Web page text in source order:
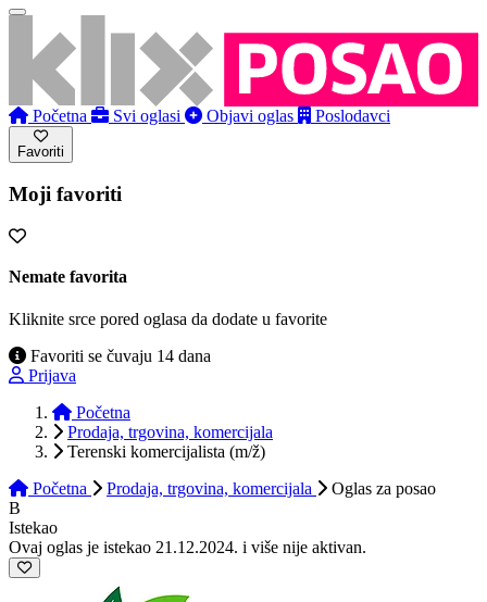
Početna Svi oglasi Objavi oglas Poslodavci
Favoriti
Moji favoriti
Nemate favorita
Kliknite srce pored oglasa da dodate u favorite
Favoriti se čuvaju 14 dana
Prijava
Početna
Prodaja, trgovina, komercijala
Terenski komercijalista (m/ž)
Početna
Prodaja, trgovina, komercijala Oglas za posao
B
Istekao
Ovaj oglas je istekao 21.12.2024. i više nije aktivan.